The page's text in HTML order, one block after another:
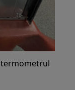
termometrul